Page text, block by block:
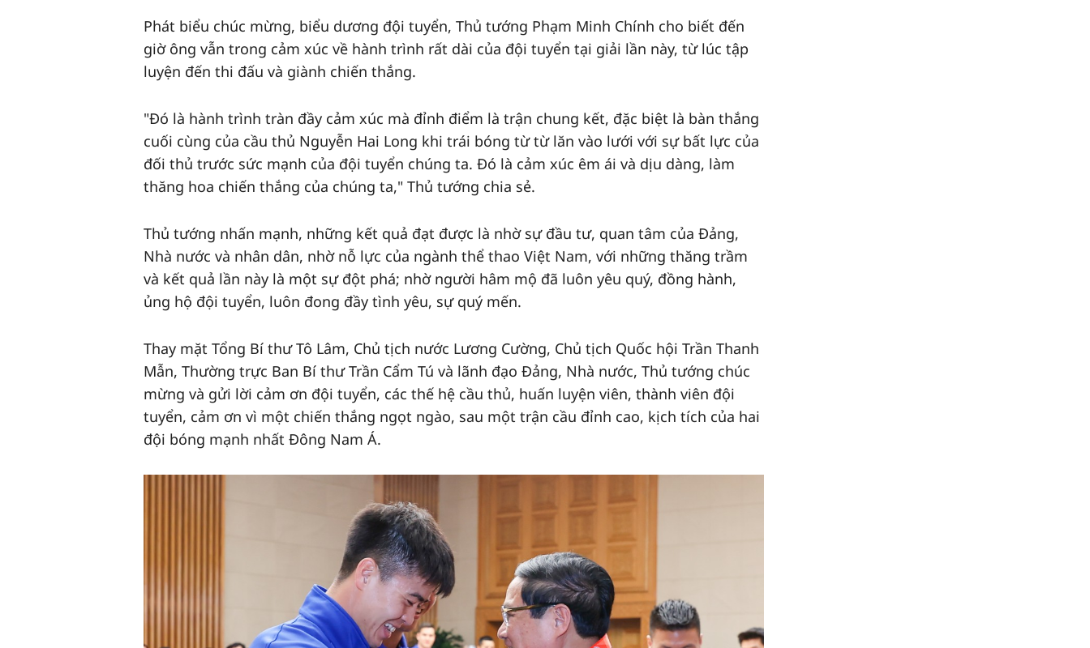
Phát biểu chúc mừng, biểu dương đội tuyển, Thủ tướng Phạm Minh Chính cho biết đến
giờ ông vẫn trong cảm xúc về hành trình rất dài của đội tuyển tại giải lần này, từ lúc tập
luyện đến thi đấu và giành chiến thắng.
"Đó là hành trình tràn đầy cảm xúc mà đỉnh điểm là trận chung kết, đặc biệt là bàn thắng
cuối cùng của cầu thủ Nguyễn Hai Long khi trái bóng từ từ lăn vào lưới với sự bất lực của
đối thủ trước sức mạnh của đội tuyển chúng ta. Đó là cảm xúc êm ái và dịu dàng, làm
thăng hoa chiến thắng của chúng ta," Thủ tướng chia sẻ.
Thủ tướng nhấn mạnh, những kết quả đạt được là nhờ sự đầu tư, quan tâm của Đảng,
Nhà nước và nhân dân, nhờ nỗ lực của ngành thể thao Việt Nam, với những thăng trầm
và kết quả lần này là một sự đột phá; nhờ người hâm mộ đã luôn yêu quý, đồng hành,
ủng hộ đội tuyển, luôn đong đầy tình yêu, sự quý mến.
Thay mặt Tổng Bí thư Tô Lâm, Chủ tịch nước Lương Cường, Chủ tịch Quốc hội Trần Thanh
Mẫn, Thường trực Ban Bí thư Trần Cẩm Tú và lãnh đạo Đảng, Nhà nước, Thủ tướng chúc
mừng và gửi lời cảm ơn đội tuyển, các thế hệ cầu thủ, huấn luyện viên, thành viên đội
tuyển, cảm ơn vì một chiến thắng ngọt ngào, sau một trận cầu đỉnh cao, kịch tích của hai
đội bóng mạnh nhất Đông Nam Á.